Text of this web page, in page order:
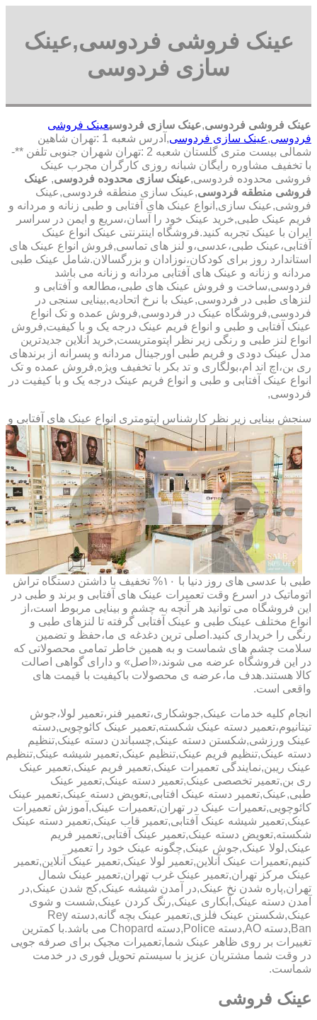
عینک فروشی فردوسی,عینک
سازی فردوسی
عینک فروشی فردوسی,عینک سازی فردوسیعینک فروشی
فردوسی,عینک سازی فردوسی
,آدرس شعبه 1 :تهران شاهین
شمالی بیست متری گلستان شعبه 2 :تهران شهران جنوبی تلفن **-
با تخفیف مشاوره رایگان شبانه روزی کارگران مجرب عینک
فروشی محدوده فردوسی,عینک سازی محدوده فردوسی, عینک
فروشی منطقه فردوسی,عینک سازی منطقه فردوسی,عینک
فروشی,عینک سازی,انواع عینک های آفتابی و طبی زنانه و مردانه و
فریم عینک طبی,خرید عینک خود را آسان،سریع و ایمن در سراسر
ایران با عینک تجربه کنید.فروشگاه اینترنتی عینک انواع عینک
آفتابی،عینک طبی،عدسی،و لنز های تماسی,فروش انواع عینک های
استاندارد روز برای کودکان،نوزادان و بزرگسالان.شامل عینک طبی
مردانه و زنانه و عینک های آفتابی مردانه و زنانه می باشد
فردوسی,ساخت و فروش عینک های طبی،مطالعه و آفتابی و
لنزهای طبی در فردوسی,عینک با نرخ اتحادیه,بینایی سنجی در
فردوسی,فروشگاه عینک در فردوسی,فروش عمده و تک انواع
عینک آفتابی و طبی و انواع فریم عینک درجه یک و با کیفیت,فروش
انواع لنز طبی و رنگی زیر نظر اپتومتریست,خرید آنلاین جدیدترین
مدل عینک دودی و فریم طبی اورجینال مردانه و پسرانه از برندهای
ری بن،اچ اند ام،بولگاری و تد بکر با تخفیف ویژه,فروش عمده و تک
انواع عینک آفتابی و طبی و انواع فریم عینک درجه یک و با کیفیت در
فردوسی,
سنجش بینایی زیر نظر کارشناس اپتومتری انواع عینک های آفتابی و
طبی با عدسی های روز دنیا با ۱۰% تخفیف با داشتن دستگاه تراش
اتوماتیک در اسرع وقت تعمیرات عینک های آفتابی و برند و طبی در
این فروشگاه می توانید هر آنچه به چشم و بینایی مربوط است،از
انواع مختلف عینک طبی و عینک آفتابی گرفته تا لنزهای طبی و
رنگی را خریداری کنید.اصلی ترین دغدغه ی ما،حفظ و تضمین
سلامت چشم های شماست و به همین خاطر تمامی محصولاتی که
در این فروشگاه عرضه می شوند،«اصل» و دارای گواهی اصالت
کالا هستند.هدف ما،عرضه ی محصولات باکیفیت با قیمت های
واقعی است.
انجام کلیه خدمات عینک,جوشکاری،تعمیر فنر،تعمیر لولا،جوش
تیتانیوم،تعمیر دسته عینک شکسته,تعمیر عینک کائوچویی,دسته
عینک ورزشی,شکستن دسته عینک,چسباندن دسته عینک,تنظیم
دسته عینک,تنظیم فریم عینک,تنظیم عینک,تعمیر شیشه عینک,تنظیم
عینک ریبن,نمایندگی تعمیرات عینک,تعمیر فریم عینک,تعمیر عینک
ری بن,تعمیر تخصصی عینک,تعمیر دسته عینک,تعمیر عینک
طبی,عینک,تعمیر دسته عینک افتابی,تعویض دسته عینک,تعمیر عینک
کائوچویی,تعمیرات عینک در تهران,تعمیرات عینک,آموزش تعمیرات
عینک,تعمیر شیشه عینک آفتابی,تعمیر قاب عینک,تعمیر دسته عینک
شکسته,تعویض دسته عینک,تعمیر عینک آفتابی,تعمیر فریم
عینک,لولا عینک,جوش عینک,چگونه عینک خود را تعمیر
کنیم,تعمیرات عینک آنلاین,تعمیر لولا عینک,تعمیر عینک آنلاین,تعمیر
عینک مرکز تهران,تعمیر عینک غرب تهران,تعمیر عینک شمال
تهران,پاره شدن نخ عینک,در آمدن شیشه عینک,کج شدن عینک,در
آمدن دسته عینک,آبکاری عینک,رنگ کردن عینک,شست و شوی
عینک,شکستن عینک فلزی,تعمیر عینک بچه گانه,دسته Rey
Ban,دسته AO,دسته Police,دسته Chopard می باشد.با کمترین
تغییرات بر روی ظاهر عینک شما,تعمیرات مجیک برای صرفه جویی
در وقت شما مشتریان عزیز با سیستم تحویل فوری در خدمت
شماست.
عینک فروشی